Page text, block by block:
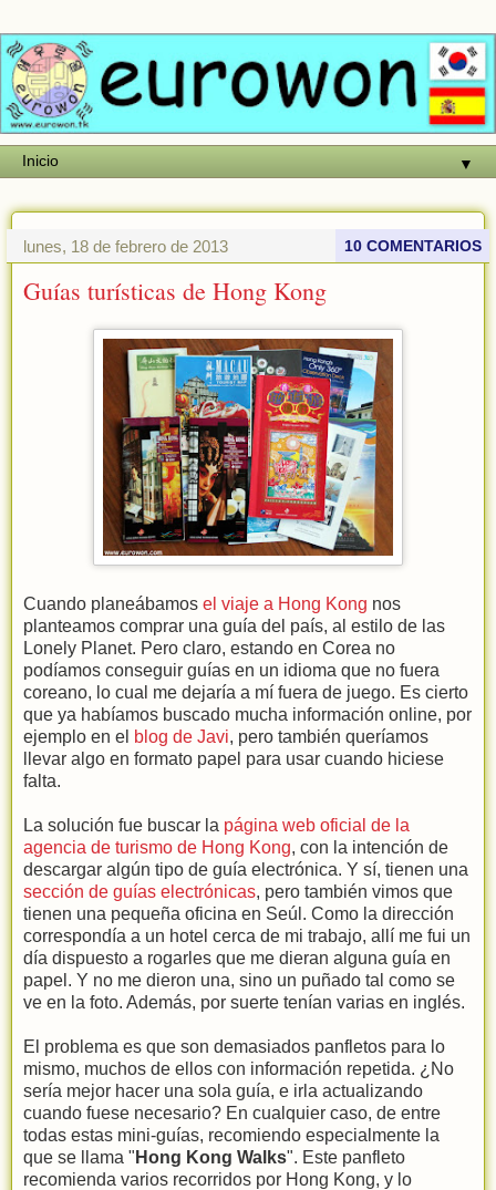
▼
lunes, 18 de febrero de 2013 10 COMENTARIOS
Guías turísticas de Hong Kong
Cuando planeábamos el viaje a Hong Kong nos
planteamos comprar una guía del país, al estilo de las
Lonely Planet. Pero claro, estando en Corea no
podíamos conseguir guías en un idioma que no fuera
coreano, lo cual me dejaría a mí fuera de juego. Es cierto
que ya habíamos buscado mucha información online, por
ejemplo en el blog de Javi, pero también queríamos
llevar algo en formato papel para usar cuando hiciese
falta.
La solución fue buscar la página web oficial de la
agencia de turismo de Hong Kong, con la intención de
descargar algún tipo de guía electrónica. Y sí, tienen una
sección de guías electrónicas, pero también vimos que
tienen una pequeña oficina en Seúl. Como la dirección
correspondía a un hotel cerca de mi trabajo, allí me fui un
día dispuesto a rogarles que me dieran alguna guía en
papel. Y no me dieron una, sino un puñado tal como se
ve en la foto. Además, por suerte tenían varias en inglés.
El problema es que son demasiados panfletos para lo
mismo, muchos de ellos con información repetida. ¿No
sería mejor hacer una sola guía, e irla actualizando
cuando fuese necesario? En cualquier caso, de entre
todas estas mini-guías, recomiendo especialmente la
que se llama " Hong Kong Walks". Este panfleto
recomienda varios recorridos por Hong Kong, y lo